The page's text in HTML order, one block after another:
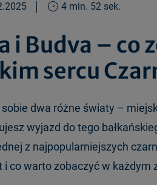
4 min. 52 sek.
i Budva – co
sercu
sobie dwa różne światy –
wyjazd do tego
z najpopularniejszych
i co warto zobaczyć w każdym